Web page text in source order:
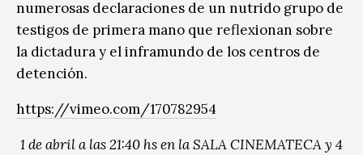
numerosas declaraciones de un nutrido grupo de
testigos de primera mano que reflexionan sobre
la dictadura y el inframundo de los centros de
detención.
https://vimeo.com/170782954
1 de abril a las 21:40 hs en la SALA CINEMATECA y 4